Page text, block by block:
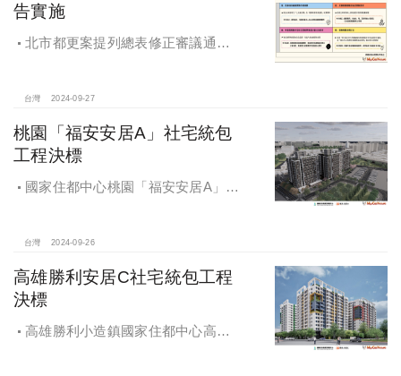
告實施
北市都更案提列總表修正審議通過
台灣 2024-09-27
桃園「福安安居A」社宅統包
工程決標
國家住都中心桃園「福安安居A」社
台灣 2024-09-26
高雄勝利安居C社宅統包工程
決標
高雄勝利小造鎮國家住都中心高雄